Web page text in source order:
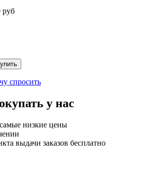
руб
спросить
у нас
низкие цены
выдачи заказов бесплатно